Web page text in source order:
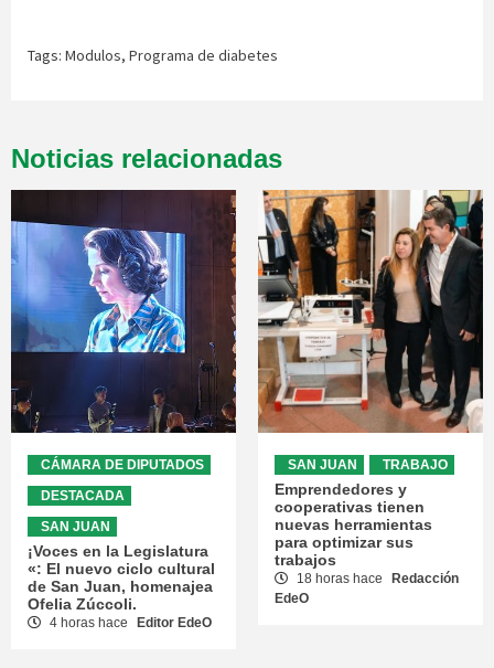
Tags: Modulos, Programa de diabetes
Noticias relacionadas
CÁMARA DE DIPUTADOS
DESTACADA
SAN JUAN
¡Voces en la Legislatura
«: El nuevo ciclo cultural
de San Juan, homenajea
Ofelia Zúccoli.
4 horas hace Editor EdeO
SAN JUAN TRABAJO
Emprendedores y
cooperativas tienen
nuevas herramientas
para optimizar sus
trabajos
18 horas hace
Redacción
EdeO